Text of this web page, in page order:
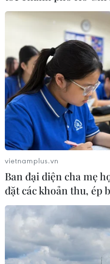
vietnamplus.vn
Ban đại diện cha mẹ
đặt các khoản thu, ép